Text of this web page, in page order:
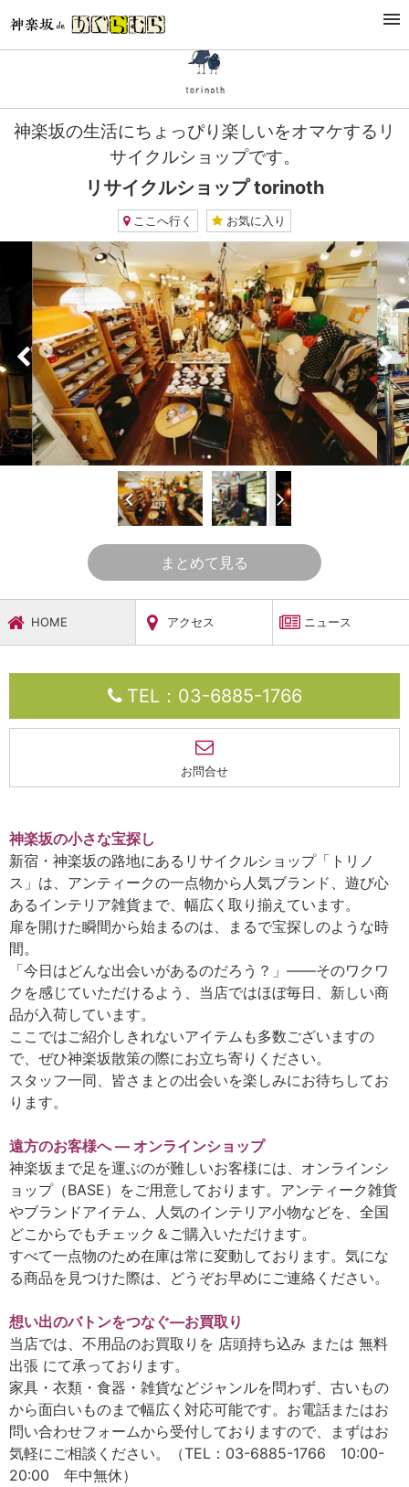
ショッピング リサイクルショップ torinoth
神楽坂の生活にちょっぴり楽しいをオマケするリ
サイクルショップです。
リサイクルショップ torinoth
ここへ行く お気に入り
まとめて見る
HOME アクセス ニュース
TEL：03-6885-1766
お問合せ
神楽坂の小さな宝探し
新宿・神楽坂の路地にあるリサイクルショップ「トリノ
ス」は、アンティークの一点物から人気ブランド、遊び心
あるインテリア雑貨まで、幅広く取り揃えています。
扉を開けた瞬間から始まるのは、まるで宝探しのような時
間。
「今日はどんな出会いがあるのだろう？」――そのワクワ
クを感じていただけるよう、当店ではほぼ毎日、新しい商
品が入荷しています。
ここではご紹介しきれないアイテムも多数ございますの
で、ぜひ神楽坂散策の際にお立ち寄りください。
スタッフ一同、皆さまとの出会いを楽しみにお待ちしてお
ります。
遠方のお客様へ ― オンラインショップ
神楽坂まで足を運ぶのが難しいお客様には、オンラインシ
ョップ（BASE）をご用意しております。アンティーク雑貨
やブランドアイテム、人気のインテリア小物などを、全国
どこからでもチェック＆ご購入いただけます。
すべて一点物のため在庫は常に変動しております。気にな
る商品を見つけた際は、どうぞお早めにご連絡ください。
想い出のバトンをつなぐ―お買取り
当店では、不用品のお買取りを 店頭持ち込み または 無料
出張 にて承っております。
家具・衣類・食器・雑貨などジャンルを問わず、古いもの
から面白いものまで幅広く対応可能です。お電話またはお
問い合わせフォームから受付しておりますので、まずはお
気軽にご相談ください。（TEL：03-6885-1766 10:00-
20:00 年中無休）